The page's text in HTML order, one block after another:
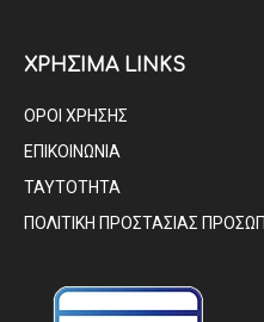
ΧΡΗΣΙΜΑ LINKS
ΟΡΟΙ ΧΡΗΣΗΣ
ΕΠΙΚΟΙΝΩΝΙΑ
ΤΑΥΤΟΤΗΤΑ
ΠΟΛΙΤΙΚΗ ΠΡΟΣΤΑΣΙΑΣ